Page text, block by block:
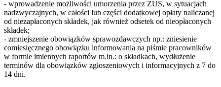
- wprowadzenie możliwości umorzenia przez ZUS, w sytuacjach
nadzwyczajnych, w całości lub części dodatkowej opłaty naliczanej
od niezapłaconych składek, jak również odsetek od nieopłaconych
składek;
- zmniejszenie obowiązków sprawozdawczych np.: zniesienie
comiesięcznego obowiązku informowania na piśmie pracowników
w formie imiennych raportów m.in.: o składkach, wydłużenie
terminów dla obowiązków zgłoszeniowych i informacyjnych z 7 do
14 dni.